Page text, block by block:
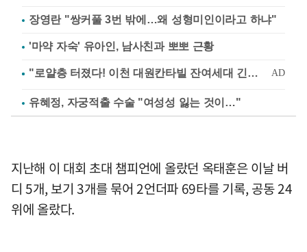
장영란 "쌍커풀 3번 밖에…왜 성형미인이라고 하냐"
'마약 자숙' 유아인, 남사친과 뽀뽀 근황
유혜정, 자궁적출 수술 "여성성 잃는 것이…"
지난해 이 대회 초대 챔피언에 올랐던 옥태훈은 이날 버
디 5개, 보기 3개를 묶어 2언더파 69타를 기록, 공동 24
위에 올랐다.